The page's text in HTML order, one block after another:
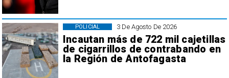
3 De Agosto De 2026
Incautan más de 722 mil cajetillas
de cigarrillos de contrabando en
la Región de Antofagasta
POLICIAL